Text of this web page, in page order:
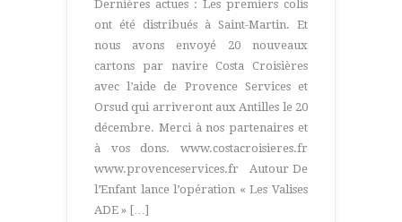
Dernières actues : Les premiers colis
ont été distribués à Saint-Martin. Et
nous avons envoyé 20 nouveaux
cartons par navire Costa Croisières
avec l’aide de Provence Services et
Orsud qui arriveront aux Antilles le 20
décembre. Merci à nos partenaires et
à vos dons. www.costacroisieres.fr
www.provenceservices.fr Autour De
l’Enfant lance l’opération « Les Valises
ADE » […]